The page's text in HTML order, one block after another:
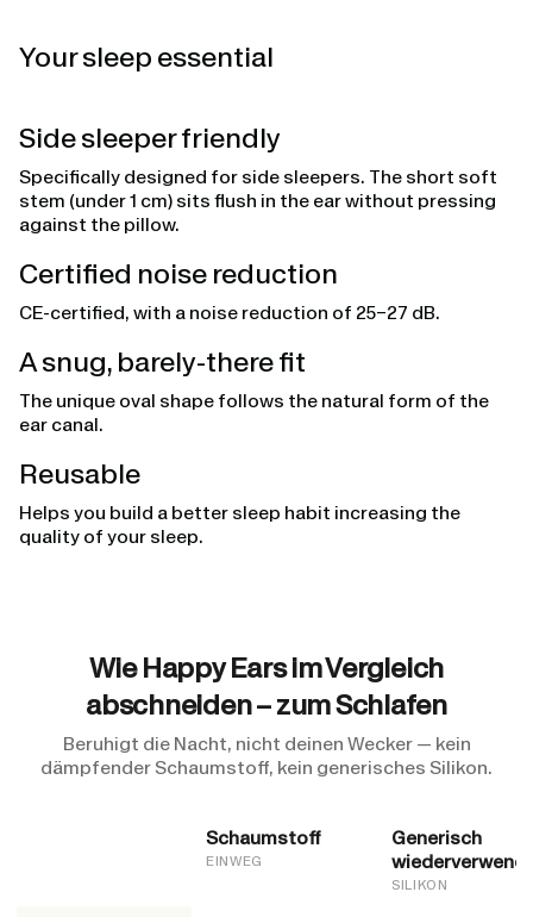
Your sleep essential
Side sleeper friendly
Specifically designed for side sleepers. The short soft
stem (under 1 cm) sits flush in the ear without pressing
against the pillow.
Certified noise reduction
CE-certified, with a noise reduction of 25–27 dB.
A snug, barely-there fit
The unique oval shape follows the natural form of the
ear canal.
Reusable
Helps you build a better sleep habit increasing the
quality of your sleep.
Wie Happy Ears im Vergleich
abschneiden – zum Schlafen
Beruhigt die Nacht, nicht deinen Wecker — kein
dämpfender Schaumstoff, kein generisches Silikon.
Schaumstoff
EINWEG
Generisch
SILIKON